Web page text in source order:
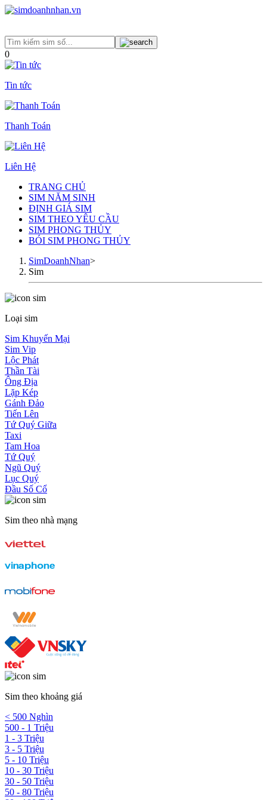
0
Tin tức
Thanh Toán
Liên Hệ
TRANG CHỦ
SIM NĂM SINH
ĐỊNH GIÁ SIM
SIM THEO YÊU CẦU
SIM PHONG THỦY
BÓI SIM PHONG THỦY
SimDoanhNhan>
Sim
Loại sim
Sim Khuyến Mại
Sim Vip
Lộc Phát
Thần Tài
Ông Địa
Lặp Kép
Gánh Đảo
Tiến Lên
Tứ Quý Giữa
Taxi
Tam Hoa
Tứ Quý
Ngũ Quý
Lục Quý
Đầu Số Cổ
Sim theo nhà mạng
Sim theo khoảng giá
< 500 Nghìn
500 - 1 Triệu
1 - 3 Triệu
3 - 5 Triệu
5 - 10 Triệu
10 - 30 Triệu
30 - 50 Triệu
50 - 80 Triệu